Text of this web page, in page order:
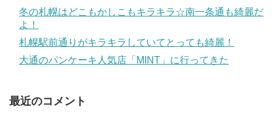
冬の札幌はどこもかしこもキラキラ☆南一条通も綺麗だ
よ！
札幌駅前通りがキラキラしていてとっても綺麗！
大通のパンケーキ人気店「MINT」に行ってきた
最近のコメント